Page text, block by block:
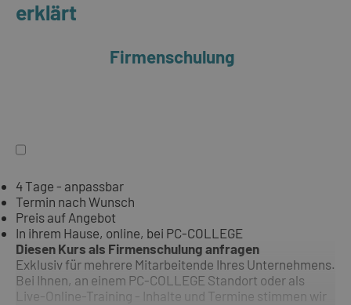
erklärt
Firmenschulung
4 Tage - anpassbar
Termin nach Wunsch
Preis auf Angebot
In ihrem Hause, online, bei PC-COLLEGE
Diesen Kurs als Firmenschulung anfragen
Exklusiv für mehrere Mitarbeitende Ihres Unternehmens.
Bei Ihnen, an einem PC-COLLEGE Standort oder als
Live-Online-Training - Inhalte und Termine stimmen wir